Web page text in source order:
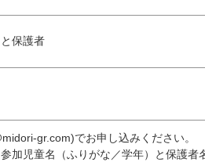
保護者
gr.com)でお申し込みください。
加児童名（ふりがな／学年）と保護者